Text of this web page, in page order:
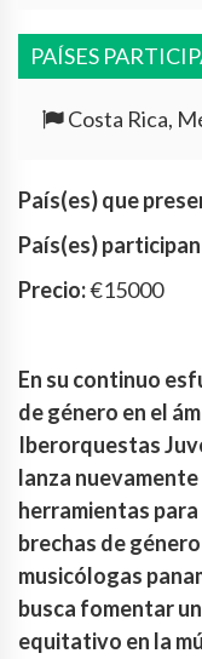
PAÍSES
Costa Rica,
País(es) que
País(es)
Precio:€15000
En su continuo
de género en el
Iberorquestas
lanza
herramientas
brechas de
musicólogas
busca fomentar
equitativo en la